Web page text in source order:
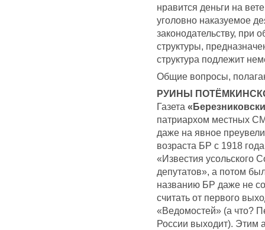
нравится деньги на
уголовно наказуемое
законодательству, при
структуры,
структура подлежит
Общие вопросы,
РУИНЫ
Газета
патриархом местных
даже на явное
возраста БР с 1918
«Известия усольского
депутатов», а потом
названию БР даже не
считать от первого
«Ведомостей» (а что?
России выходит). Этим